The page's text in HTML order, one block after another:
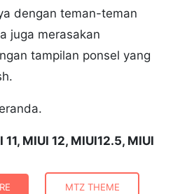
dengan teman-teman
juga merasakan
tampilan ponsel yang
11, MIUI 12, MIUI12.5, MIUI
MTZ THEME